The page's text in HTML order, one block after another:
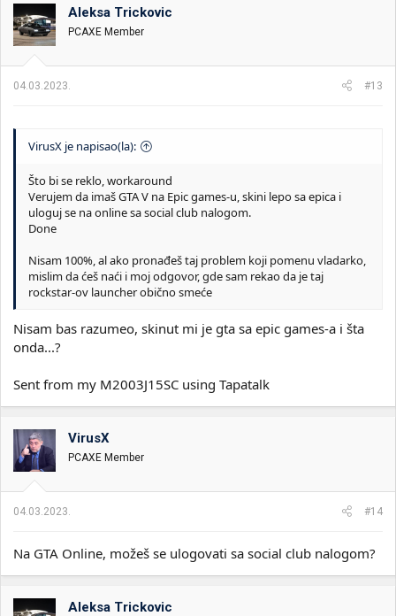
o
v
a
n
:
Aleksa Trickovic
PCAXE Member
04.03.2023. #13
VirusX je napisao(la):
Što bi se reklo, workaround
Verujem da imaš GTA V na Epic games-u, skini lepo sa epica i
uloguj se na online sa social club nalogom.
Done
Nisam 100%, al ako pronađeš taj problem koji pomenu vladarko,
mislim da ćeš naći i moj odgovor, gde sam rekao da je taj
rockstar-ov launcher obično smeće
Nisam bas razumeo, skinut mi je gta sa epic games-a i šta
onda...?
Sent from my M2003J15SC using Tapatalk
VirusX
PCAXE Member
04.03.2023. #14
Na GTA Online, možeš se ulogovati sa social club nalogom?
Aleksa Trickovic